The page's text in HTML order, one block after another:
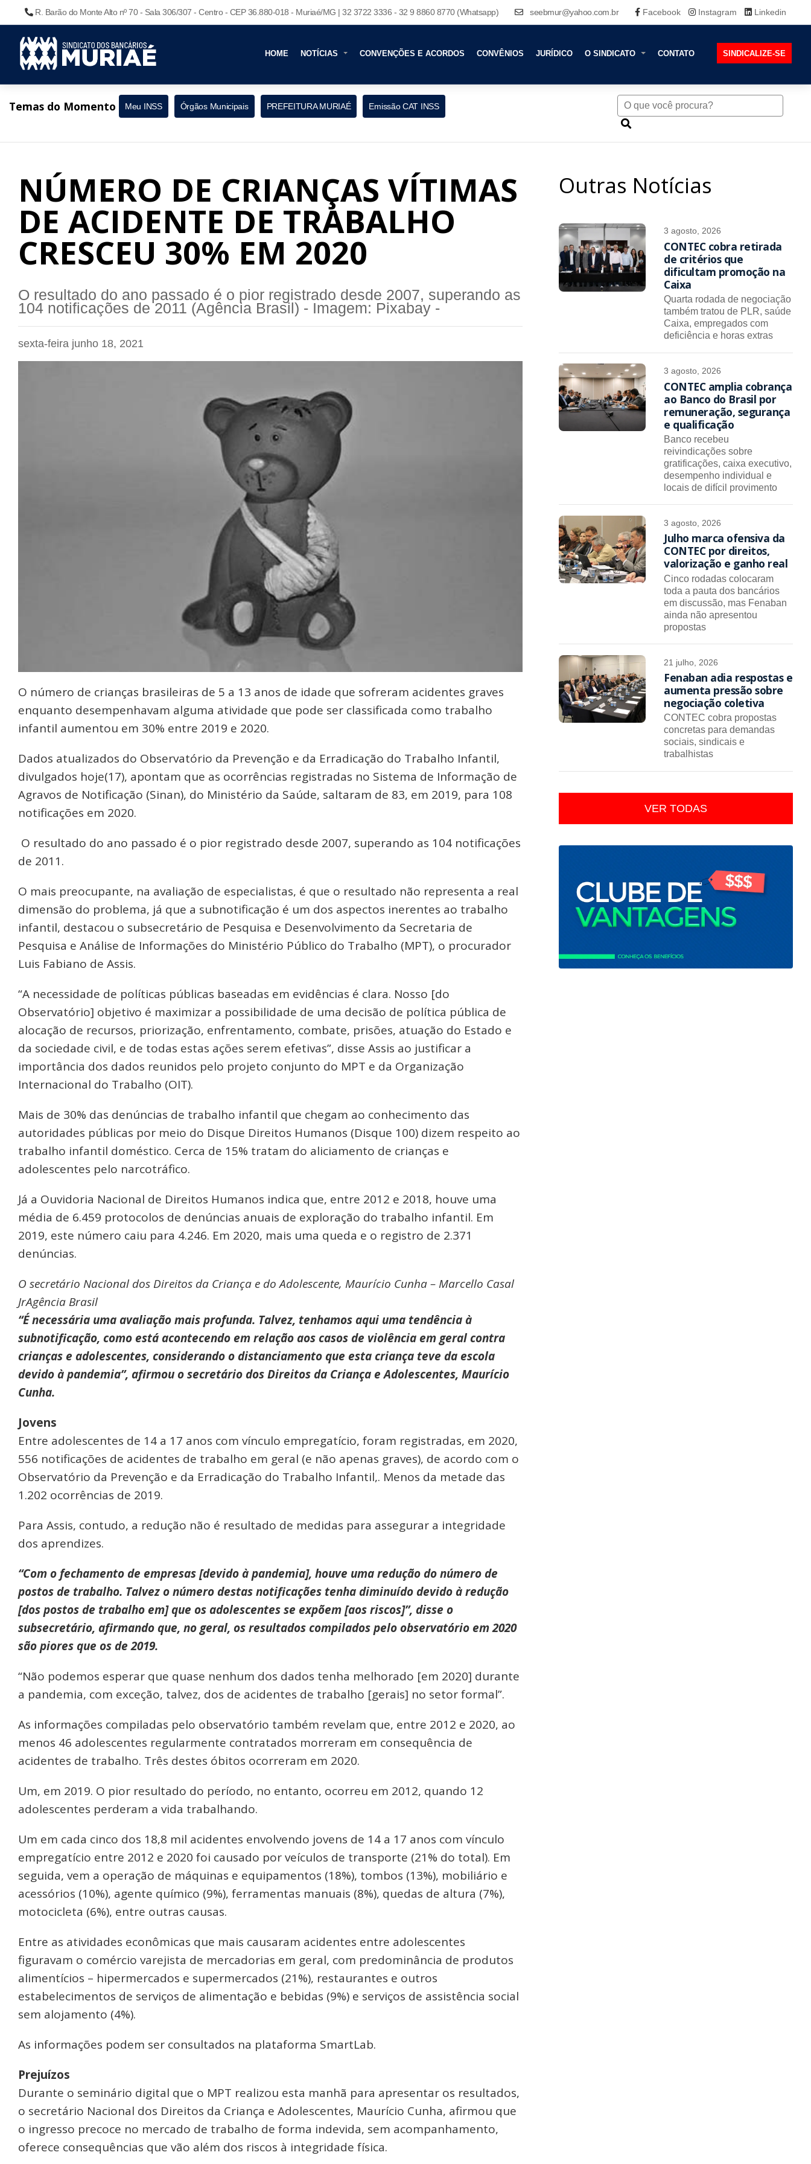
R. Barão do Monte Alto nº 70 - Sala 306/307 - Centro - CEP 36.880-018 - Muriaé/MG | 32 3722 3336 - 32 9 8860 8770 (Whatsapp) seebmur@yahoo.com.br Facebook Instagram Linkedin
HOME NOTÍCIAS CONVENÇÕES E ACORDOS CONVÊNIOS JURÍDICO O SINDICATO CONTATO SINDICALIZE-SE
Temas do Momento Meu INSS Órgãos Municipais PREFEITURA MURIAÉ Emissão CAT INSS
NÚMERO DE CRIANÇAS VÍTIMAS
DE ACIDENTE DE TRABALHO
CRESCEU 30% EM 2020
O resultado do ano passado é o pior registrado desde 2007, superando as
104 notificações de 2011 (Agência Brasil) - Imagem: Pixabay -
sexta-feira junho 18, 2021
O número de crianças brasileiras de 5 a 13 anos de idade que sofreram acidentes graves
enquanto desempenhavam alguma atividade que pode ser classificada como trabalho
infantil aumentou em 30% entre 2019 e 2020.
Dados atualizados do Observatório da Prevenção e da Erradicação do Trabalho Infantil,
divulgados hoje(17), apontam que as ocorrências registradas no Sistema de Informação de
Agravos de Notificação (Sinan), do Ministério da Saúde, saltaram de 83, em 2019, para 108
notificações em 2020.
O resultado do ano passado é o pior registrado desde 2007, superando as 104 notificações
de 2011.
O mais preocupante, na avaliação de especialistas, é que o resultado não representa a real
dimensão do problema, já que a subnotificação é um dos aspectos inerentes ao trabalho
infantil, destacou o subsecretário de Pesquisa e Desenvolvimento da Secretaria de
Pesquisa e Análise de Informações do Ministério Público do Trabalho (MPT), o procurador
Luis Fabiano de Assis.
“A necessidade de políticas públicas baseadas em evidências é clara. Nosso [do
Observatório] objetivo é maximizar a possibilidade de uma decisão de política pública de
alocação de recursos, priorização, enfrentamento, combate, prisões, atuação do Estado e
da sociedade civil, e de todas estas ações serem efetivas”, disse Assis ao justificar a
importância dos dados reunidos pelo projeto conjunto do MPT e da Organização
Internacional do Trabalho (OIT).
Mais de 30% das denúncias de trabalho infantil que chegam ao conhecimento das
autoridades públicas por meio do Disque Direitos Humanos (Disque 100) dizem respeito ao
trabalho infantil doméstico. Cerca de 15% tratam do aliciamento de crianças e
adolescentes pelo narcotráfico.
Já a Ouvidoria Nacional de Direitos Humanos indica que, entre 2012 e 2018, houve uma
média de 6.459 protocolos de denúncias anuais de exploração do trabalho infantil. Em
2019, este número caiu para 4.246. Em 2020, mais uma queda e o registro de 2.371
denúncias.
O secretário Nacional dos Direitos da Criança e do Adolescente, Maurício Cunha – Marcello Casal
JrAgência Brasil
“É necessária uma avaliação mais profunda. Talvez, tenhamos aqui uma tendência à
subnotificação, como está acontecendo em relação aos casos de violência em geral contra
crianças e adolescentes, considerando o distanciamento que esta criança teve da escola
devido à pandemia”, afirmou o secretário dos Direitos da Criança e Adolescentes, Maurício
Cunha.
Jovens
Entre adolescentes de 14 a 17 anos com vínculo empregatício, foram registradas, em 2020,
556 notificações de acidentes de trabalho em geral (e não apenas graves), de acordo com o
Observatório da Prevenção e da Erradicação do Trabalho Infantil,. Menos da metade das
1.202 ocorrências de 2019.
Para Assis, contudo, a redução não é resultado de medidas para assegurar a integridade
dos aprendizes.
“Com o fechamento de empresas [devido à pandemia], houve uma redução do número de
postos de trabalho. Talvez o número destas notificações tenha diminuído devido à redução
[dos postos de trabalho em] que os adolescentes se expõem [aos riscos]”, disse o
subsecretário, afirmando que, no geral, os resultados compilados pelo observatório em 2020
são piores que os de 2019.
“Não podemos esperar que quase nenhum dos dados tenha melhorado [em 2020] durante
a pandemia, com exceção, talvez, dos de acidentes de trabalho [gerais] no setor formal”.
As informações compiladas pelo observatório também revelam que, entre 2012 e 2020, ao
menos 46 adolescentes regularmente contratados morreram em consequência de
acidentes de trabalho. Três destes óbitos ocorreram em 2020.
Um, em 2019. O pior resultado do período, no entanto, ocorreu em 2012, quando 12
adolescentes perderam a vida trabalhando.
Um em cada cinco dos 18,8 mil acidentes envolvendo jovens de 14 a 17 anos com vínculo
empregatício entre 2012 e 2020 foi causado por veículos de transporte (21% do total). Em
seguida, vem a operação de máquinas e equipamentos (18%), tombos (13%), mobiliário e
acessórios (10%), agente químico (9%), ferramentas manuais (8%), quedas de altura (7%),
motocicleta (6%), entre outras causas.
Entre as atividades econômicas que mais causaram acidentes entre adolescentes
figuravam o comércio varejista de mercadorias em geral, com predominância de produtos
alimentícios – hipermercados e supermercados (21%), restaurantes e outros
estabelecimentos de serviços de alimentação e bebidas (9%) e serviços de assistência social
sem alojamento (4%).
As informações podem ser consultados na plataforma SmartLab.
Prejuízos
Durante o seminário digital que o MPT realizou esta manhã para apresentar os resultados,
o secretário Nacional dos Direitos da Criança e Adolescentes, Maurício Cunha, afirmou que
o ingresso precoce no mercado de trabalho de forma indevida, sem acompanhamento,
oferece consequências que vão além dos riscos à integridade física.
Outras Notícias
3 agosto, 2026
CONTEC cobra retirada
de critérios que
dificultam promoção na
Caixa
Quarta rodada de negociação
também tratou de PLR, saúde
Caixa, empregados com
deficiência e horas extras
3 agosto, 2026
CONTEC amplia cobrança
ao Banco do Brasil por
remuneração, segurança
e qualificação
Banco recebeu
reivindicações sobre
gratificações, caixa executivo,
desempenho individual e
locais de difícil provimento
3 agosto, 2026
Julho marca ofensiva da
CONTEC por direitos,
valorização e ganho real
Cinco rodadas colocaram
toda a pauta dos bancários
em discussão, mas Fenaban
ainda não apresentou
propostas
21 julho, 2026
Fenaban adia respostas e
aumenta pressão sobre
negociação coletiva
CONTEC cobra propostas
concretas para demandas
sociais, sindicais e
trabalhistas
VER TODAS